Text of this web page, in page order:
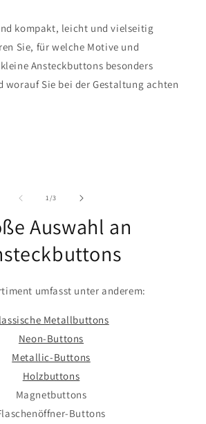
kompakt, leicht und vielseitig
Sie, für welche Motive und
Ansteckbuttons besonders
worauf Sie bei der Gestaltung achten
1/von
3
Auswahl an
umfasst unter anderem:
Metallbuttons
Neon-Buttons
Metallic-Buttons
Holzbuttons
Magnetbuttons
Buttons